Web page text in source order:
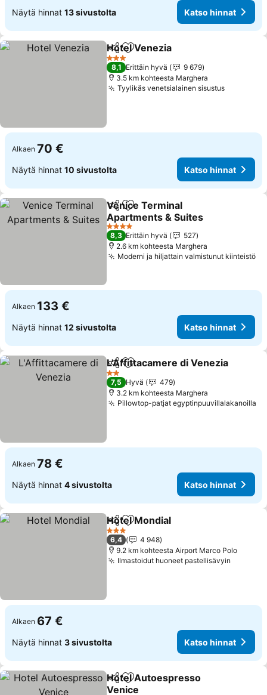
Näytä hinnat 13 sivustolta Katso hinnat
Jaa Lisää suosikkeihin
Hotel Venezia
3 Tähtiluokitus
8,1 Erittäin hyvä
9 679
3.5 km kohteesta Marghera
Tyylikäs venetsialainen sisustus
Alkaen 70 €
Näytä hinnat 10 sivustolta Katso hinnat
Jaa Lisää suosikkeihin
Venice Terminal
Apartments & Suites
4 Tähtiluokitus
8,3 Erittäin hyvä
527
2.6 km kohteesta Marghera
Moderni ja hiljattain valmistunut kiinteistö
Alkaen 133 €
Näytä hinnat 12 sivustolta Katso hinnat
Jaa Lisää suosikkeihin
L'Affittacamere di Venezia
2 Tähtiluokitus
7,5 Hyvä
479
3.2 km kohteesta Marghera
Pillowtop-patjat egyptinpuuvillalakanoilla
Alkaen 78 €
Näytä hinnat 4 sivustolta Katso hinnat
Jaa Lisää suosikkeihin
Hotel Mondial
3 Tähtiluokitus
6,4
4 948
9.2 km kohteesta Airport Marco Polo
Ilmastoidut huoneet pastellisävyin
Alkaen 67 €
Näytä hinnat 3 sivustolta Katso hinnat
Jaa Lisää suosikkeihin
Hotel Autoespresso
Venice